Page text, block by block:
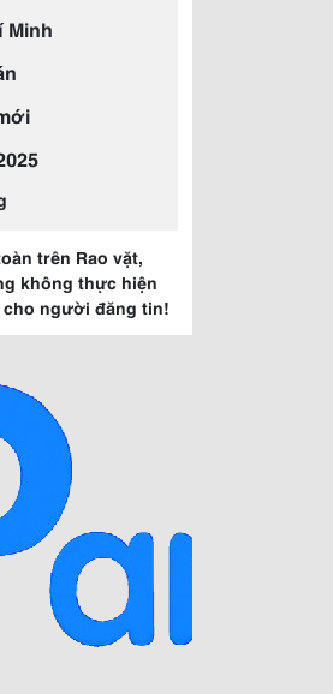
Minh
trên Rao vặt,
không thực hiện
người đăng tin!